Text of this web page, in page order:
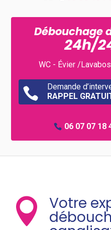
Débouchage
24h/
WC - Évier /

Demande
RAPPEL
06 07 07 18
 Votre